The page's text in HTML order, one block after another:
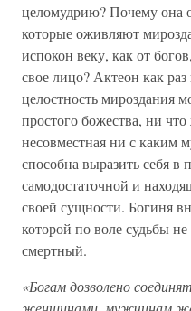
целомудрию? Почему она
которые оживляют
испокон веку, как от
свое лицо? Актеон как
целостность мироздания
простого божества, ни
несовместная ни с каким
способна выразить себя в
самодостаточной и
своей сущности. Богиня
которой по воле судьбы
смертный.
«Богам дозволено